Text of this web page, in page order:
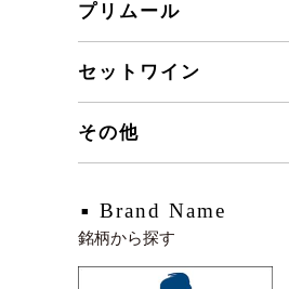
プリムール
セットワイン
その他
Brand Name
銘柄から探す